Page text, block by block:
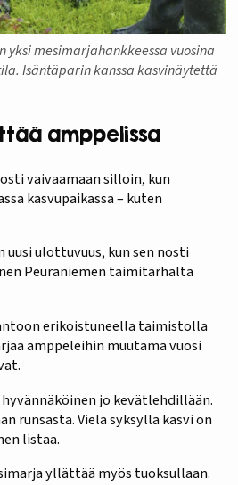
yksi mesimarjahankkeessa vuosina
Isäntäparin kanssa kasvinäytettä
amppelissa
vaivaamaan silloin, kun
kasvupaikassa – kuten
ulottuvuus, kun sen nosti
Peuraniemen taimitarhalta
erikoistuneella taimistolla
amppeleihin muutama vuosi
jo kevätlehdillään.
runsasta. Vielä syksyllä kasvi on
listaa.
yllättää myös tuoksullaan.